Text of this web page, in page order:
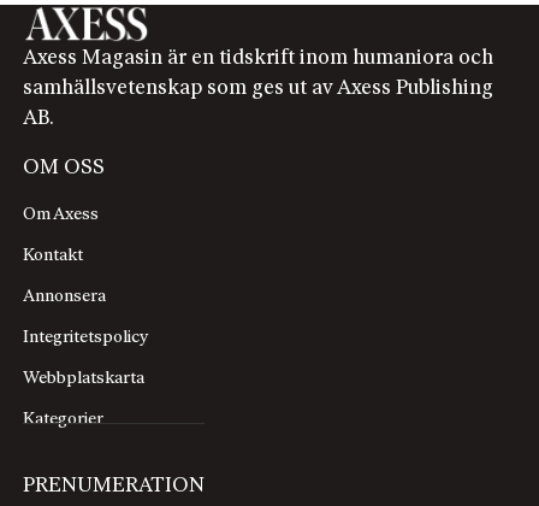
Axess Magasin är en tidskrift inom humaniora och
samhällsvetenskap som ges ut av Axess Publishing
AB.
OM OSS
Om Axess
Kontakt
Annonsera
Integritetspolicy
Webbplatskarta
Kategorier
PRENUMERATION